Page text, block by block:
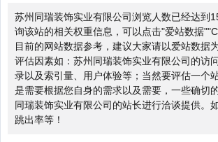
苏州同瑞装饰实业有限公司浏览人数已经达到
询该站的相关权重信息，可以点击"爱站数据""
目前的网站数据参考，建议大家请以爱站数据
评估因素如：苏州同瑞装饰实业有限公司的访
录以及索引量、用户体验等；当然要评估一个
是需要根据您自身的需求以及需要，一些确切
同瑞装饰实业有限公司的站长进行洽谈提供。
跳出率等！